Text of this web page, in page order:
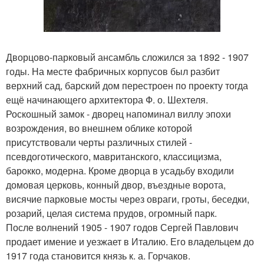
Дворцово-парковый ансамбль сложился за 1892 - 1907
годы. На месте фабричных корпусов был разбит
верхний сад, барский дом перестроен по проекту тогда
ещё начинающего архитектора Ф. о. Шехтеля.
Роскошный замок - дворец напоминал виллу эпохи
возрождения, во внешнем облике которой
присутствовали черты различных стилей -
псевдоготического, мавританского, классицизма,
барокко, модерна. Кроме дворца в усадьбу входили
домовая церковь, конный двор, въездные ворота,
висячие парковые мосты через овраги, гроты, беседки,
розарий, целая система прудов, огромный парк.
После волнений 1905 - 1907 годов Сергей Павлович
продает имение и уезжает в Италию. Его владельцем до
1917 года становится князь к. а. Горчаков.